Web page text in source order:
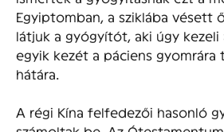
Egyiptomban, a sziklába vésett
látjuk a gyógyítót, aki úgy kezeli
egyik kezét a páciens gyomrára
hátára.
A régi Kína felfedezői hasonló